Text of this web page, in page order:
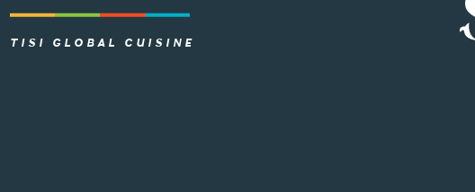
TISI GLOBAL CUISINE